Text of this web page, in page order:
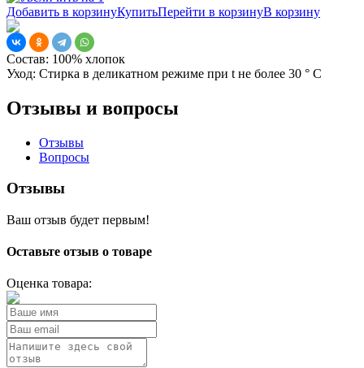
Добавить в корзинуКупитьПерейти в корзинуВ корзину
Состав: 100% хлопок
Уход: Стирка в деликатном режиме при t не более 30 ° С
Отзывы и вопросы
Отзывы
Вопросы
Отзывы
Ваш отзыв будет первым!
Оставьте отзыв о товаре
Оценка товара: